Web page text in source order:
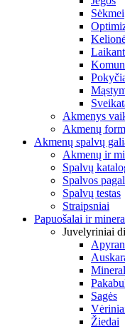
Sėkmei
Akmenys
Akmenų
Akmenų spalvų
Akmenų ir
Spalvų
Spalvos
Spalvų testas
Straipsniai
Papuošalai ir
Juvelyriniai
Sagės
Žiedai